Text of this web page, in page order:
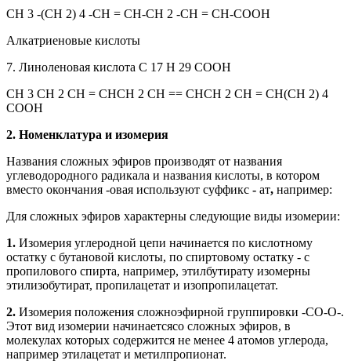
СН 3 -(СН 2) 4 -СН = СН-СН 2 -СН = СН-СООН
Алкатриеновые кислоты
7. Линоленовая кислота С 17 Н 29 СООН
СН 3 СН 2 СН = CHCH 2 CH == CHCH 2 CH = СН(СН 2) 4
СООН
2. Номенклатура и изомерия
Названия сложных эфиров производят от названия
углеводородного радикала и названия кислоты, в котором
вместо окончания -овая используют суффикс - ат, например:
Для сложных эфиров характерны следующие виды изомерии:
1. Изомерия углеродной цепи начинается по кислотному
остатку с бутановой кислоты, по спиртовому остатку - с
пропилового спирта, например, этилбутирату изомерны
этилизобутират, пропилацетат и изопропилацетат.
2. Изомерия положения сложноэфирной группировки -СО-О-.
Этот вид изомерии начинаетсясо сложных эфиров, в
молекулах которых содержится не менее 4 атомов углерода,
например этилацетат и метилпропионат.